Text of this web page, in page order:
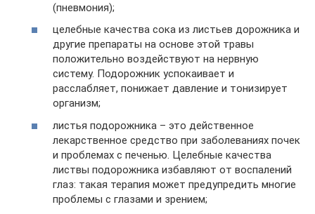
(пневмония);
целебные качества сока из листьев дорожника и
другие препараты на основе этой травы
положительно воздействуют на нервную
систему. Подорожник успокаивает и
расслабляет, понижает давление и тонизирует
организм;
листья подорожника – это действенное
лекарственное средство при заболеваниях почек
и проблемах с печенью. Целебные качества
листвы подорожника избавляют от воспалений
глаз: такая терапия может предупредить многие
проблемы с глазами и зрением;